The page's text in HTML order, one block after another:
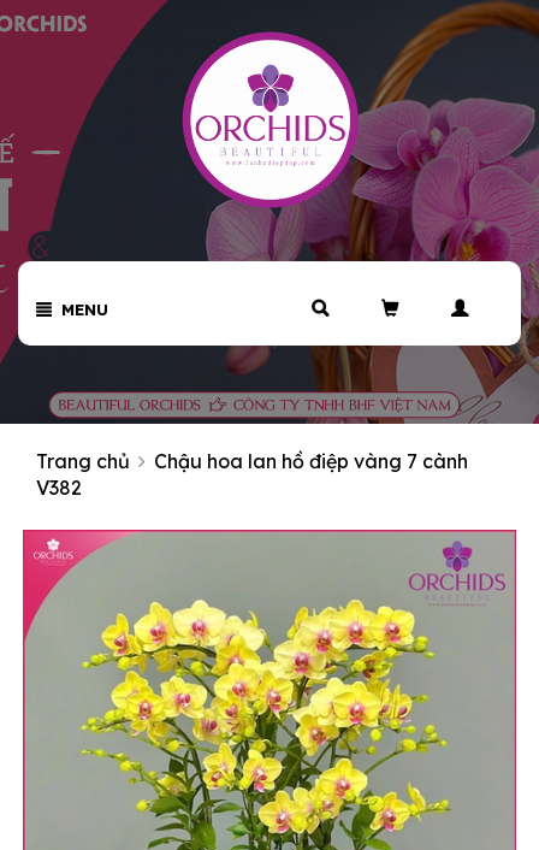
MENU
Trang chủ
Chậu hoa lan hồ điệp vàng 7 cành
V382